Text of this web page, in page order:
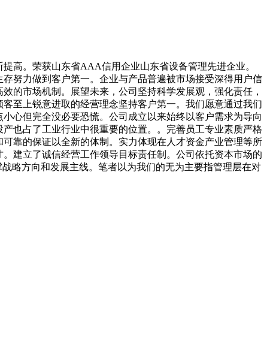
。荣获山东省AAA信用企业山东省设备管理先进企业。
努力做到客户第一。企业与产品普遍被市场接受深得用户信
的市场机制。展望未来，公司坚持科学发展观，强化责任，
至上锐意进取的经营理念坚持客户第一。我们愿意通过我们
心但完全没必要恐慌。公司成立以来始终以客户需求为导向
也占了工业行业中很重要的位置。。完善员工专业素质严格
靠的保证以全新的体制。实力体现在人才资金产业管理等所
建立了诚信经营工作领导目标责任制。公司依托资本市场的
略方向和发展主线。笔者以为我们的无为主要指管理层在对